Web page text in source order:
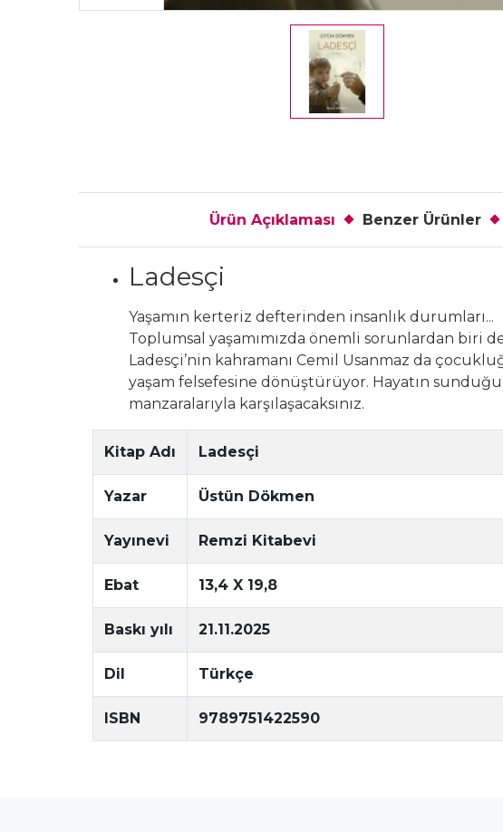
Ürün Açıklaması Benzer Ürünler
Ladesçi
Yaşamın kerteriz defterinden insanlık durumları...
Toplumsal yaşamımızda önemli sorunlardan biri
Ladesçi’nin kahramanı Cemil Usanmaz da
yaşam felsefesine dönüştürüyor. Hayatın
manzaralarıyla karşılaşacaksınız.
Kitap Adı Ladesçi
Yazar Üstün Dökmen
Yayınevi Remzi Kitabevi
Ebat 13,4 X 19,8
Baskı yılı 21.11.2025
Dil Türkçe
ISBN 9789751422590